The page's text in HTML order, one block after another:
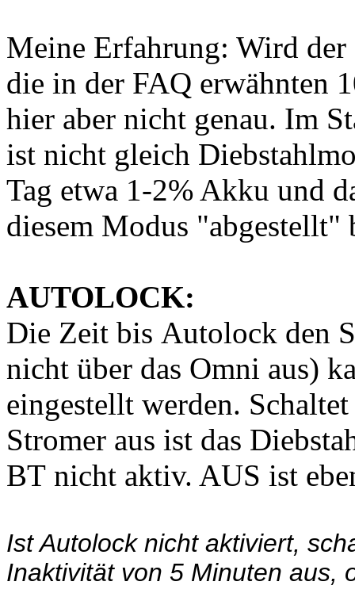
Meine Erfahrung: Wird der
die in der FAQ erwähnten
hier aber nicht genau. Im
ist nicht gleich
Tag etwa 1-2% Akku und
diesem Modus "abgestellt"
AUTOLOCK:
Die Zeit bis Autolock den
nicht über das Omni aus)
eingestellt werden.
Stromer aus ist das
BT nicht aktiv. AUS ist
Ist Autolock nicht aktiviert,
Inaktivität von 5 Minuten aus,